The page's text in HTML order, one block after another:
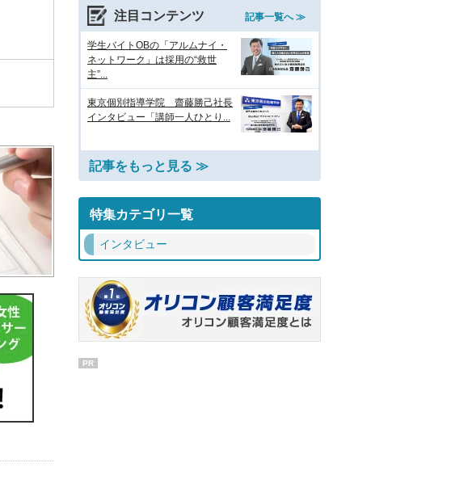
注目コンテンツ 記事一覧へ ≫
学生バイトOBの「アルムナイ・
ネットワーク」は採用の“救世
主”...
東京個別指導学院 齋藤勝己社長
インタビュー「講師一人ひとり...
記事をもっと見る ≫
特集カテゴリ一覧
インタビュー
PR